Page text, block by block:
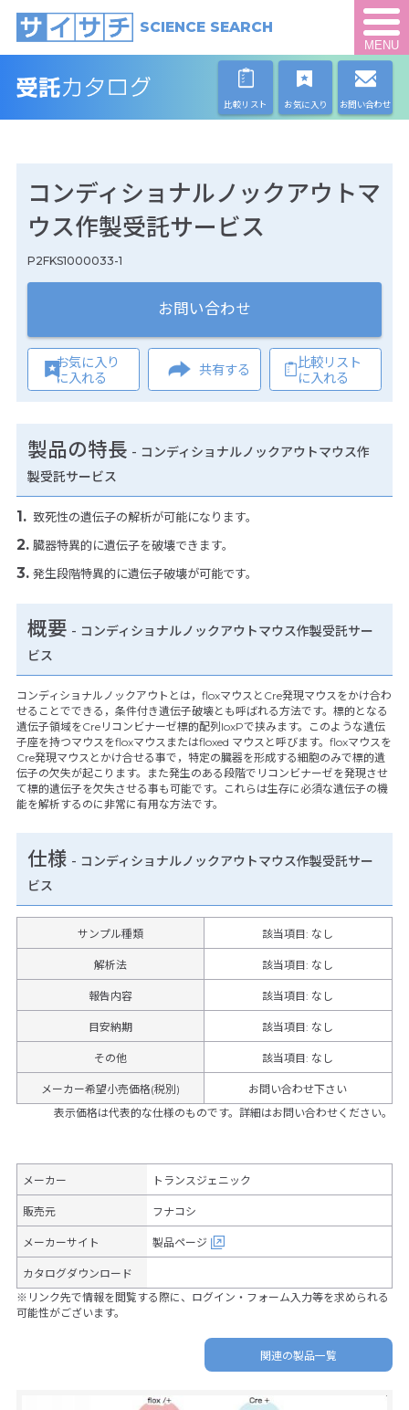
SCIENCE SEARCH
MENU
比較リスト お気に入り お問い合わせ
コンディショナルノックアウトマ
ウス作製受託サービス
P2FKS1000033-1
お問い合わせ
お気に入り
に入れる
共有する
比較リスト
に入れる
製品の特長 - コンディショナルノックアウトマウス作
製受託サービス
致死性の遺伝子の解析が可能になります。
臓器特異的に遺伝子を破壊できます。
発生段階特異的に遺伝子破壊が可能です。
概要 - コンディショナルノックアウトマウス作製受託サー
ビス
コンディショナルノックアウトとは，floxマウスとCre発現マウスをかけ合わ
せることでできる，条件付き遺伝子破壊とも呼ばれる方法です。標的となる
遺伝子領域をCreリコンビナーゼ標的配列loxPで挟みます。このような遺伝
子座を持つマウスをfloxマウスまたはfloxed マウスと呼びます。floxマウスを
Cre発現マウスとかけ合せる事で，特定の臓器を形成する細胞のみで標的遺
伝子の欠失が起こります。また発生のある段階でリコンビナーゼを発現させ
て標的遺伝子を欠失させる事も可能です。これらは生存に必須な遺伝子の機
能を解析するのに非常に有用な方法です。
仕様 - コンディショナルノックアウトマウス作製受託サー
ビス
サンプル種類 該当項目: なし
解析法 該当項目: なし
報告内容 該当項目: なし
目安納期 該当項目: なし
その他 該当項目: なし
メーカー希望小売価格(税別)
お問い合わせ下さい
表示価格は代表的な仕様のものです。詳細はお問い合わせください。
メーカー トランスジェニック
販売元 フナコシ
メーカーサイト 製品ページ
カタログダウンロード
※リンク先で情報を閲覧する際に、ログイン・フォーム入力等を求められる
可能性がございます。
関連の製品一覧